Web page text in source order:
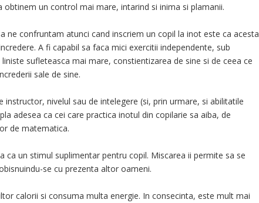
un control mai mare, intarind si inima si plamanii.
ne confruntam atunci cand inscriem un copil la inot este ca acesta
A fi capabil sa faca mici exercitii independente, sub
sufleteasca mai mare, constientizarea de sine si de ceea ce
sale de sine.
nivelul sau de intelegere (si, prin urmare, si abilitatile
adesea ca cei care practica inotul din copilarie sa aiba, de
de matematica.
ca un stimul suplimentar pentru copil. Miscarea ii permite sa se
se cu prezenta altor oameni.
calorii si consuma multa energie. In consecinta, este mult mai